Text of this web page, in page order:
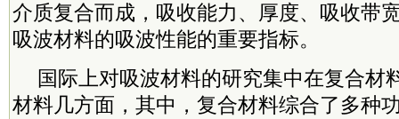
介质复合而成，吸收能力、厚度、吸收带
吸波材料的吸波性能的重要指标。
国际上对吸波材料的研究集中在复合材
材料几方面，其中，复合材料综合了多种